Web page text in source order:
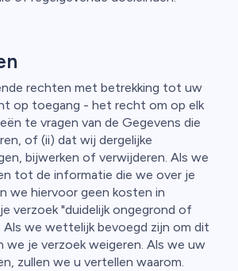
rechten met betrekking tot uw
op toegang - het recht om op elk
te vragen van de Gegevens die
of (ii) dat wij dergelijke
bijwerken of verwijderen. Als we
tot de informatie die we over je
we hiervoor geen kosten in
verzoek "duidelijk ongegrond of
Als we wettelijk bevoegd zijn om dit
we je verzoek weigeren. Als we uw
zullen we u vertellen waarom.